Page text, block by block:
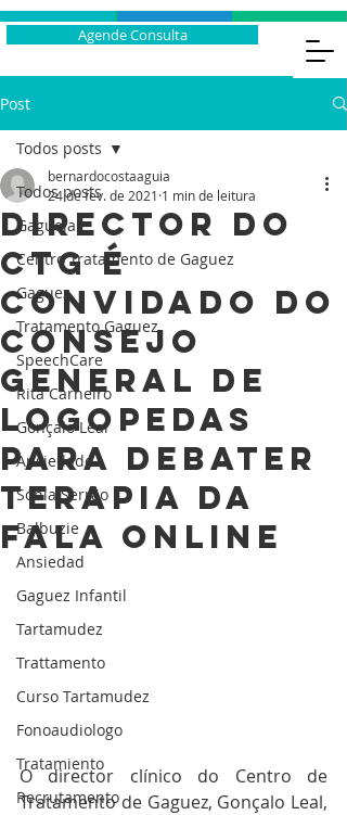
Agende Consulta
Post
Todos posts
Gaguejar
Centro Tratamento de Gaguez
Gaguez
Tratamento Gaguez
SpeechCare
Rita Carneiro
Gonçalo Leal
Ansiedade
Sónia Serrão
Balbuzie
Ansiedad
Gaguez Infantil
Tartamudez
Trattamento
Curso Tartamudez
Fonoaudiologo
Tratamiento
Recrutamento
Todos posts
Director do
CTG é
convidado do
Consejo
General de
Logopedas
para debater
terapia da
fala online
bernardocostaaguia
24 de fev. de 2021 1 min de leitura
O director clínico do Centro de
Tratamento de Gaguez, Gonçalo Leal,